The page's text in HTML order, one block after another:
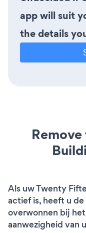
app will suit
the details
Als uw Twenty
actief is, heeft u
overwonnen bij
aanwezigheid van